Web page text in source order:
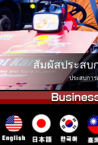
Tokyo
Tokyo
Tokyo Shibuya
Tokyo Asakusa
Okinawa
สัมผัสประสบ
ประสบกา